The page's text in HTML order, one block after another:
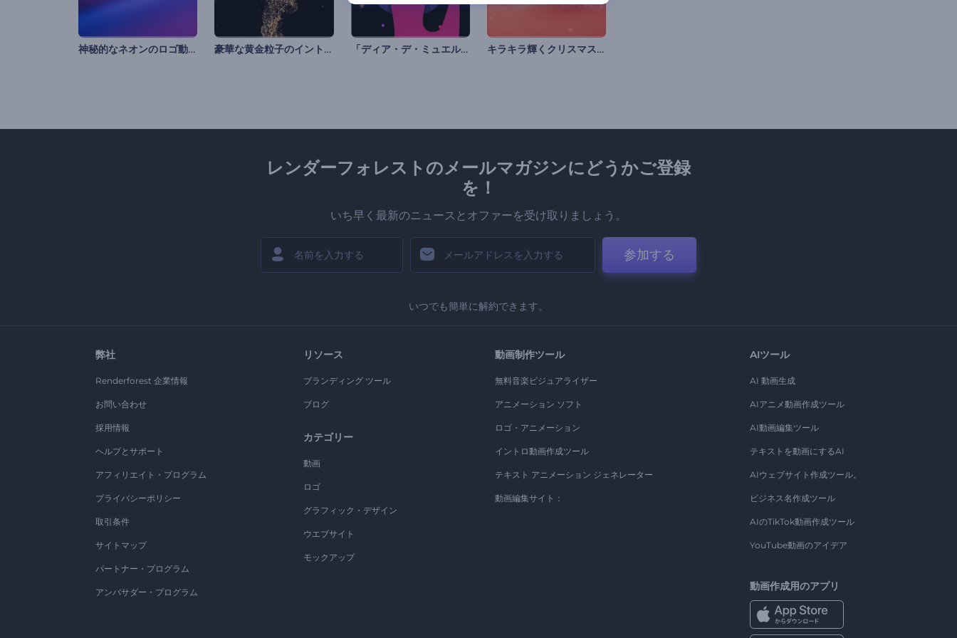
神秘的なネオンのロゴ動画 豪華な黄金粒子のイントロ動画 「ディア・デ・ミュエルトス」アニメーション キラキラ輝くクリスマスツリーの紹介
レンダーフォレストのメールマガジンにどうかご登録
を！
いち早く最新のニュースとオファーを受け取りましょう。
参加する
いつでも簡単に解約できます。
弊社
Renderforest 企業情報
お問い合わせ
採用情報
ヘルプとサポート
アフィリエイト・プログラム
プライバシーポリシー
取引条件
サイトマップ
パートナー・プログラム
アンバサダー・プログラム
リソース
ブランディング ツール
ブログ
カテゴリー
動画
ロゴ
グラフィック・デザイン
ウエブサイト
モックアップ
動画制作ツール
無料音楽ビジュアライザー
アニメーション ソフト
ロゴ・アニメーション
イントロ動画作成ツール
テキスト アニメーション ジェネレーター
動画編集サイト：
AIツール
AI 動画生成
AIアニメ動画作成ツール
AI動画編集ツール
テキストを動画にするAI
AIウェブサイト作成ツール。
ビジネス名作成ツール
AIのTikTok動画作成ツール
YouTube動画のアイデア
動画作成用のアプリ